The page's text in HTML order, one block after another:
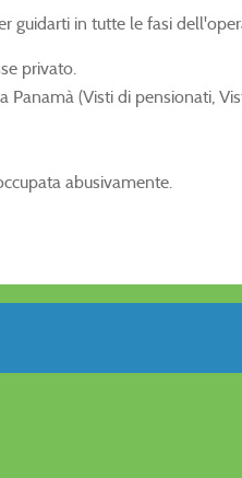
guidarti in tutte le fasi
privato.
(Visti di pensionati,
abusivamente.